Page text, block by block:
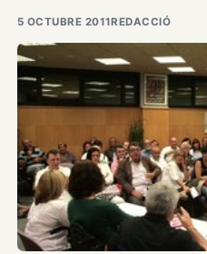
5 OCTUBRE 2011REDACCIÓ